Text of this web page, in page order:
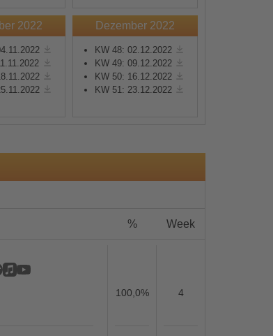
2022 Dezember 2022
KW 48: 02.12.2022
KW 49: 09.12.2022
KW 50: 16.12.2022
KW 51: 23.12.2022
% Week
100,0% 4